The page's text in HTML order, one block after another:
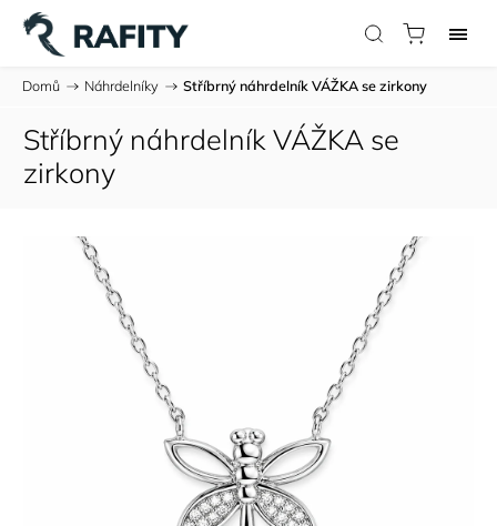
Domů / Náhrdelníky / Stříbrný náhrdelník VÁŽKA se zirkony
Stříbrný náhrdelník VÁŽKA se
zirkony